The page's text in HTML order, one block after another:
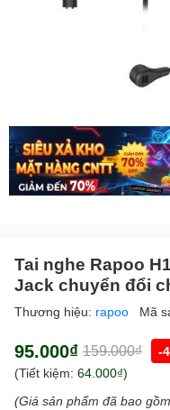
Tai nghe Rapoo
Jack chuyển đổi
Thương hiệu: rapoo Mã
95.000₫ 159.000₫
-
(Tiết kiệm: 64.000₫)
(Giá sản phẩm đã bao